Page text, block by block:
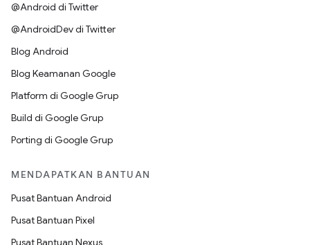
@Android di Twitter
@AndroidDev di Twitter
Blog Android
Blog Keamanan Google
Platform di Google Grup
Build di Google Grup
Porting di Google Grup
MENDAPATKAN BANTUAN
Pusat Bantuan Android
Pusat Bantuan Pixel
Pusat Bantuan Nexus